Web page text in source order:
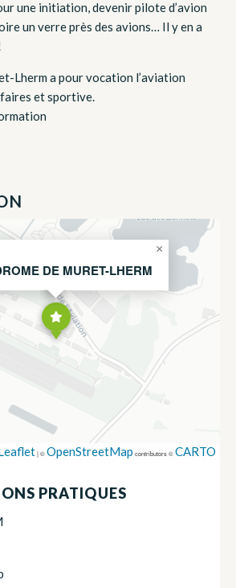
une initiation, devenir pilote d’avion
un verre près des avions… Il y en a
Lherm a pour vocation l’aviation
et sportive.
DE MURET-LHERM
×
|©OpenStreetMap contributors ©CARTO
PRATIQUES